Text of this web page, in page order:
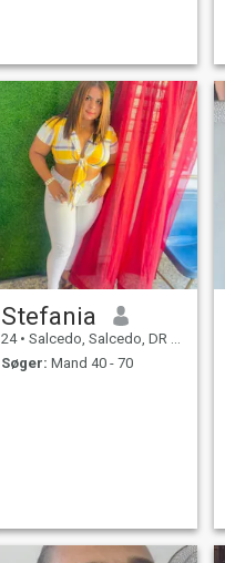
Stefania
24 • Salcedo, Salcedo, DR Dominikanske
Søger: Mand 40 - 70